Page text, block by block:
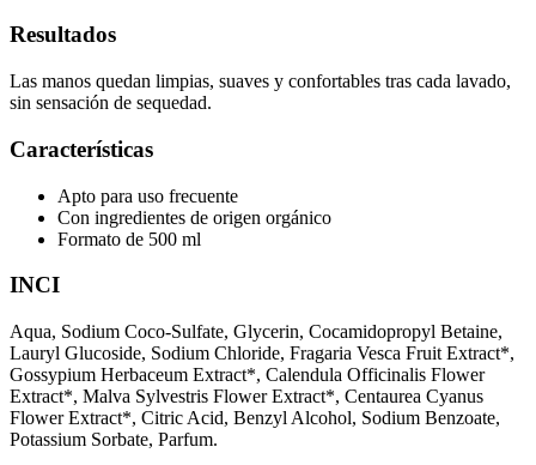
Resultados
Las manos quedan limpias, suaves y confortables tras cada lavado,
sin sensación de sequedad.
Características
Apto para uso frecuente
Con ingredientes de origen orgánico
Formato de 500 ml
INCI
Aqua, Sodium Coco-Sulfate, Glycerin, Cocamidopropyl Betaine,
Lauryl Glucoside, Sodium Chloride, Fragaria Vesca Fruit Extract*,
Gossypium Herbaceum Extract*, Calendula Officinalis Flower
Extract*, Malva Sylvestris Flower Extract*, Centaurea Cyanus
Flower Extract*, Citric Acid, Benzyl Alcohol, Sodium Benzoate,
Potassium Sorbate, Parfum.